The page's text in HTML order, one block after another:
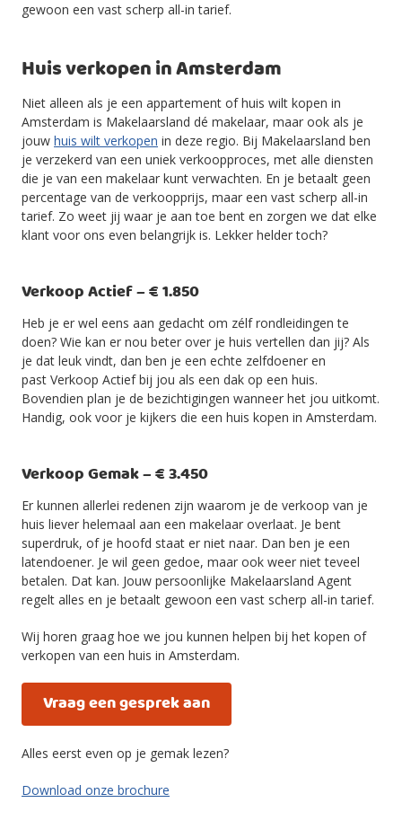
gewoon een vast scherp all-in tarief.
Huis verkopen in Amsterdam
Niet alleen als je een appartement of huis wilt kopen in
Amsterdam is Makelaarsland dé makelaar, maar ook als je
jouw huis wilt verkopen in deze regio. Bij Makelaarsland ben
je verzekerd van een uniek verkoopproces, met alle diensten
die je van een makelaar kunt verwachten. En je betaalt geen
percentage van de verkoopprijs, maar een vast scherp all-in
tarief. Zo weet jij waar je aan toe bent en zorgen we dat elke
klant voor ons even belangrijk is. Lekker helder toch?
Verkoop Actief – € 1.850
Heb je er wel eens aan gedacht om zélf rondleidingen te
doen? Wie kan er nou beter over je huis vertellen dan jij? Als
je dat leuk vindt, dan ben je een echte zelfdoener en
past Verkoop Actief bij jou als een dak op een huis.
Bovendien plan je de bezichtigingen wanneer het jou uitkomt.
Handig, ook voor je kijkers die een huis kopen in Amsterdam.
Verkoop Gemak – € 3.450
Er kunnen allerlei redenen zijn waarom je de verkoop van je
huis liever helemaal aan een makelaar overlaat. Je bent
superdruk, of je hoofd staat er niet naar. Dan ben je een
latendoener. Je wil geen gedoe, maar ook weer niet teveel
betalen. Dat kan. Jouw persoonlijke Makelaarsland Agent
regelt alles en je betaalt gewoon een vast scherp all-in tarief.
Wij horen graag hoe we jou kunnen helpen bij het kopen of
verkopen van een huis in Amsterdam.
Vraag een gesprek aan
Alles eerst even op je gemak lezen?
Download onze brochure